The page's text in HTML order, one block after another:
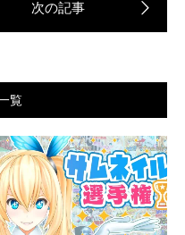
覧